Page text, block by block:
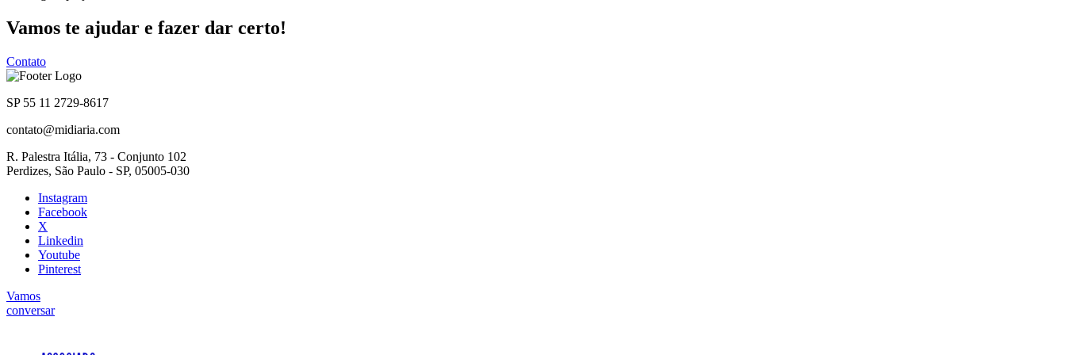
Vamos te ajudar e fazer dar certo!
Contato
SP 55 11 2729-8617
contato@midiaria.com
R. Palestra Itália, 73 - Conjunto 102
Perdizes, São Paulo - SP, 05005-030
Instagram
Facebook
X
Linkedin
Youtube
Pinterest
Vamos
conversar